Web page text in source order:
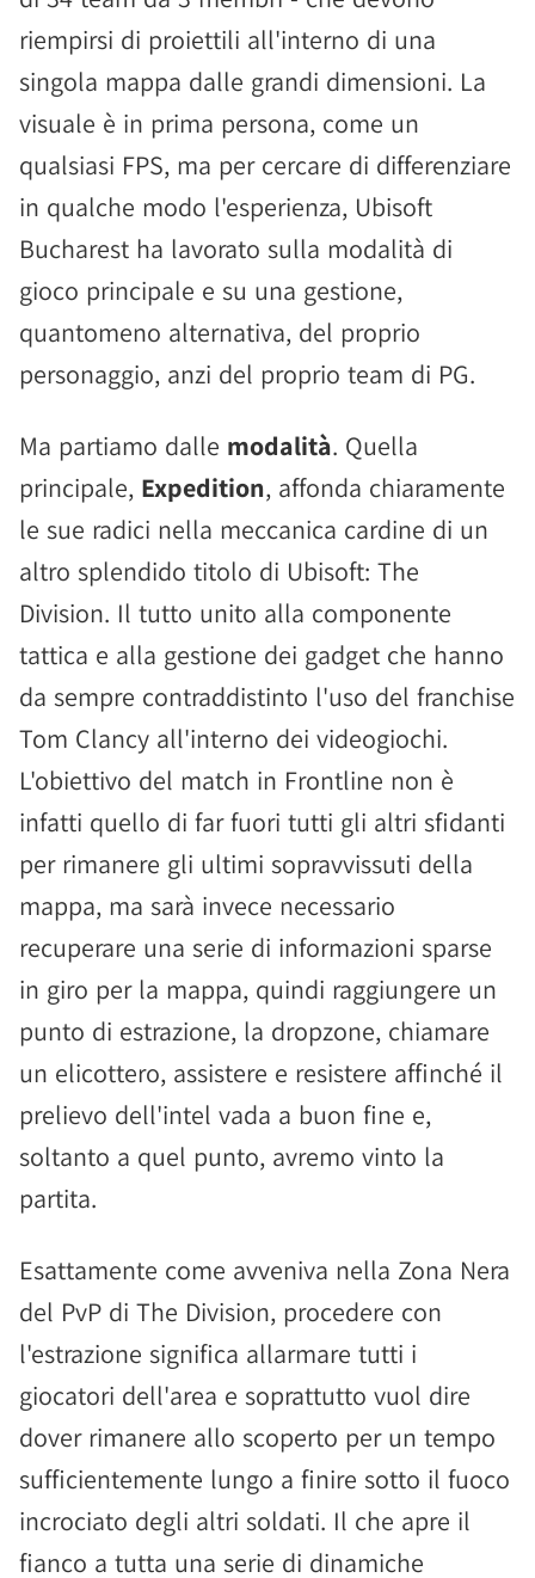
riempirsi di proiettili all'interno di una
singola mappa dalle grandi dimensioni. La
visuale è in prima persona, come un
qualsiasi FPS, ma per cercare di differenziare
in qualche modo l'esperienza, Ubisoft
Bucharest ha lavorato sulla modalità di
gioco principale e su una gestione,
quantomeno alternativa, del proprio
personaggio, anzi del proprio team di PG.
Ma partiamo dalle modalità. Quella
principale, Expedition, affonda chiaramente
le sue radici nella meccanica cardine di un
altro splendido titolo di Ubisoft: The
Division. Il tutto unito alla componente
tattica e alla gestione dei gadget che hanno
da sempre contraddistinto l'uso del franchise
Tom Clancy all'interno dei videogiochi.
L'obiettivo del match in Frontline non è
infatti quello di far fuori tutti gli altri sfidanti
per rimanere gli ultimi sopravvissuti della
mappa, ma sarà invece necessario
recuperare una serie di informazioni sparse
in giro per la mappa, quindi raggiungere un
punto di estrazione, la dropzone, chiamare
un elicottero, assistere e resistere affinché il
prelievo dell'intel vada a buon fine e,
soltanto a quel punto, avremo vinto la
partita.
Esattamente come avveniva nella Zona Nera
del PvP di The Division, procedere con
l'estrazione significa allarmare tutti i
giocatori dell'area e soprattutto vuol dire
dover rimanere allo scoperto per un tempo
sufficientemente lungo a finire sotto il fuoco
incrociato degli altri soldati. Il che apre il
fianco a tutta una serie di dinamiche